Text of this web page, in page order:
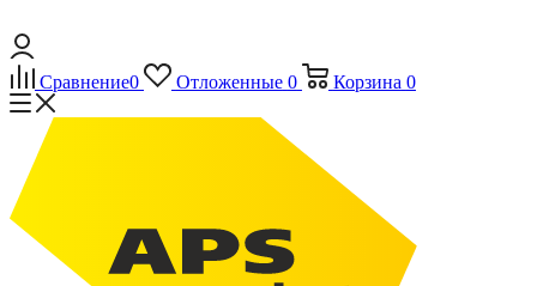
Сравнение0 Отложенные 0 Корзина 0